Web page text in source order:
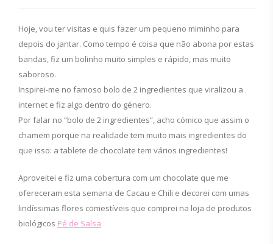
Hoje, vou ter visitas e quis fazer um pequeno miminho para
depois do jantar. Como tempo é coisa que não abona por estas
bandas, fiz um bolinho muito simples e rápido, mas muito
saboroso.
Inspirei-me no famoso bolo de 2 ingredientes que viralizou a
internet e fiz algo dentro do género.
Por falar no “bolo de 2 ingredientes”, acho cómico que assim o
chamem porque na realidade tem muito mais ingredientes do
que isso: a tablete de chocolate tem vários ingredientes!
Aproveitei e fiz uma cobertura com um chocolate que me
ofereceram esta semana de Cacau e Chili e decorei com umas
lindíssimas flores comestíveis que comprei na loja de produtos
biológicos Pé de Salsa